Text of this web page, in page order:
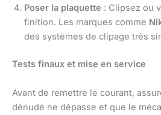
Poser la plaquette : Clipsez ou
finition. Les marques comme
des systèmes de clipage très
Tests finaux et mise en service
Avant de remettre le courant,
dénudé ne dépasse et que le